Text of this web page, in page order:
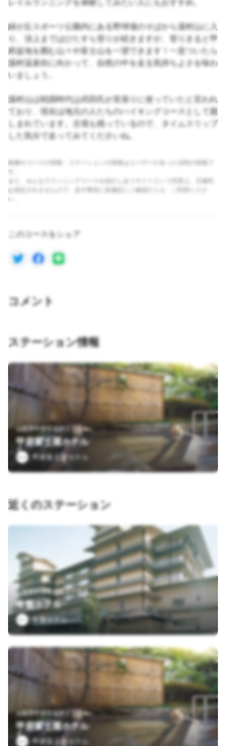
レイルランニングを体験してみたい人にもおすすめ。
緑が丘スポーツ公園内にある野球場のそばから湯村山に入
り、頂上まではひたすら登りが続きますが、登りきると甲
府盆地を囲む山々や富士山を一望できます！一息ついたら
湯村温泉街に向かって、自然の中を走る気持ちよさを味わ
いましょう。
湯村山は戦国時代は武田氏が見張りに使っていたと言われ
ており、現在は地元の人たちのハイキングコースとして親
しまれています。古墳も残っているので、タイムスリップ
した気分で走ってみてくださいね。
画像やコースの情報・ステーションの情報はユーザーが走った当時の情報で
す。
また、みんなでランニングコースを紹介しあうサイトという性質上、正確性
は保証されませんので、必ず事前に各施設にご確認のうえ、ご利用くださ
い。
このコースをシェア
コメント
ステーション情報
山梨県甲府市湯村２丁目６
甲府富士屋ホテル
甲府富士屋ホテル
近くのステーション
山梨県甲府市湯村２丁目５
常盤ホテル
常磐ホテル
山梨県甲府市湯村２丁目６
甲府富士屋ホテル
甲府富士屋ホテル